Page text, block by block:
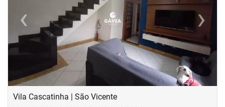
‹Previous ›
Next
Vila Cascatinha | São Vicente